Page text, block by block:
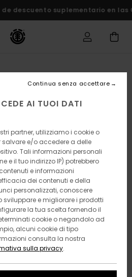
de descuento suplementario en
AI TUOI DATI
partner, utilizziamo i cookie o
e/o accedere a delle
Tali informazioni personali
e il tuo indirizzo IP) potrebbero
e informazioni
dei contenuti e della
personalizzati, conoscere
e migliorare i prodotti
la tua scelta fornendo il
cookie o negandolo ad
alcuni cookie di tipo
consulta la nostra
sulla privacy.
Continua senza accettare